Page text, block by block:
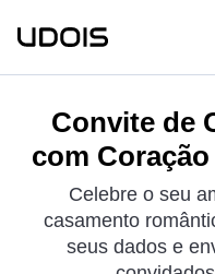
Convite de
com
Celebre o seu
casamento
seus dados e